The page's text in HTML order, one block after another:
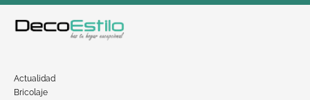
Actualidad
Bricolaje